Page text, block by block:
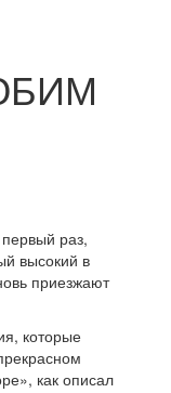
первый раз,
высокий в
приезжают
которые
как описал